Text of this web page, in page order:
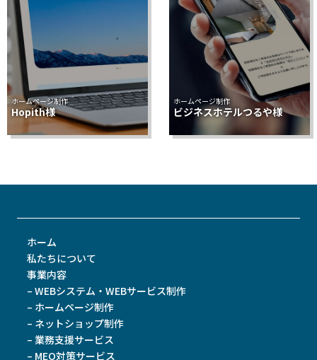
ホームページ制作
Hopith様
ホームページ制作
ビジネスホテルつるや様
ホーム
私たちについて
事業内容
– WEBシステム・WEBサービス制作
– ホームページ制作
– ネットショップ制作
– 業務支援サービス
– MEO対策サービス